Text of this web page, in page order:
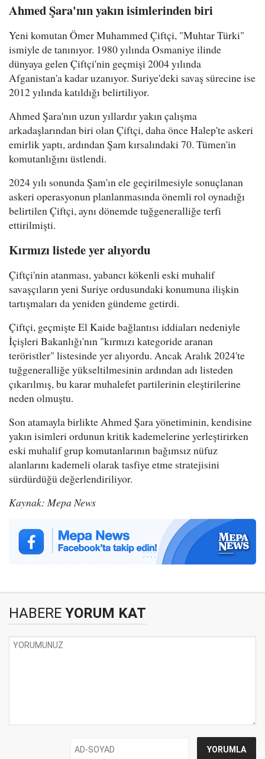
Ahmed Şara'nın yakın isimlerinden biri
Yeni komutan Ömer Muhammed Çiftçi, "Muhtar Türki"
ismiyle de tanınıyor. 1980 yılında Osmaniye ilinde
dünyaya gelen Çiftçi'nin geçmişi 2004 yılında
Afganistan'a kadar uzanıyor. Suriye'deki savaş sürecine ise
2012 yılında katıldığı belirtiliyor.
Ahmed Şara'nın uzun yıllardır yakın çalışma
arkadaşlarından biri olan Çiftçi, daha önce Halep'te askeri
emirlik yaptı, ardından Şam kırsalındaki 70. Tümen'in
komutanlığını üstlendi.
2024 yılı sonunda Şam'ın ele geçirilmesiyle sonuçlanan
askeri operasyonun planlanmasında önemli rol oynadığı
belirtilen Çiftçi, aynı dönemde tuğgeneralliğe terfi
ettirilmişti.
Kırmızı listede yer alıyordu
Çiftçi'nin atanması, yabancı kökenli eski muhalif
savaşçıların yeni Suriye ordusundaki konumuna ilişkin
tartışmaları da yeniden gündeme getirdi.
Çiftçi, geçmişte El Kaide bağlantısı iddiaları nedeniyle
İçişleri Bakanlığı'nın "kırmızı kategoride aranan
teröristler" listesinde yer alıyordu. Ancak Aralık 2024'te
tuğgeneralliğe yükseltilmesinin ardından adı listeden
çıkarılmış, bu karar muhalefet partilerinin eleştirilerine
neden olmuştu.
Son atamayla birlikte Ahmed Şara yönetiminin, kendisine
yakın isimleri ordunun kritik kademelerine yerleştirirken
eski muhalif grup komutanlarının bağımsız nüfuz
alanlarını kademeli olarak tasfiye etme stratejisini
sürdürdüğü değerlendiriliyor.
Kaynak: Mepa News
HABERE YORUM KAT